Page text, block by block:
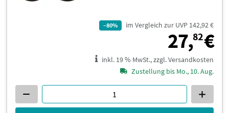
–80% im Vergleich zur UVP 142,92 €
27,82€
inkl. 19 % MwSt., zzgl. Versandkosten
Zustellung bis Mo., 10. Aug.